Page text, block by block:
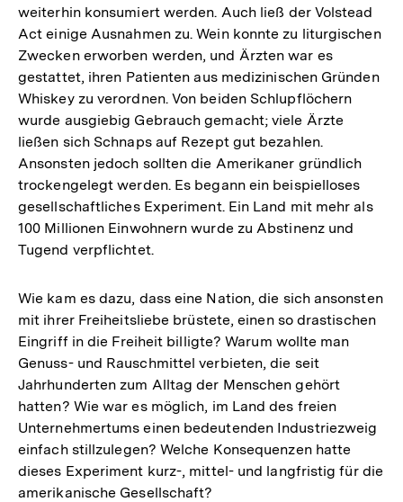
weiterhin konsumiert werden. Auch ließ der Volstead
Act einige Ausnahmen zu. Wein konnte zu liturgischen
Zwecken erworben werden, und Ärzten war es
gestattet, ihren Patienten aus medizinischen Gründen
Whiskey zu verordnen. Von beiden Schlupflöchern
wurde ausgiebig Gebrauch gemacht; viele Ärzte
ließen sich Schnaps auf Rezept gut bezahlen.
Ansonsten jedoch sollten die Amerikaner gründlich
trockengelegt werden. Es begann ein beispielloses
gesellschaftliches Experiment. Ein Land mit mehr als
100 Millionen Einwohnern wurde zu Abstinenz und
Tugend verpflichtet.
Wie kam es dazu, dass eine Nation, die sich ansonsten
mit ihrer Freiheitsliebe brüstete, einen so drastischen
Eingriff in die Freiheit billigte? Warum wollte man
Genuss- und Rauschmittel verbieten, die seit
Jahrhunderten zum Alltag der Menschen gehört
hatten? Wie war es möglich, im Land des freien
Unternehmertums einen bedeutenden Industriezweig
einfach stillzulegen? Welche Konsequenzen hatte
dieses Experiment kurz-, mittel- und langfristig für die
amerikanische Gesellschaft?